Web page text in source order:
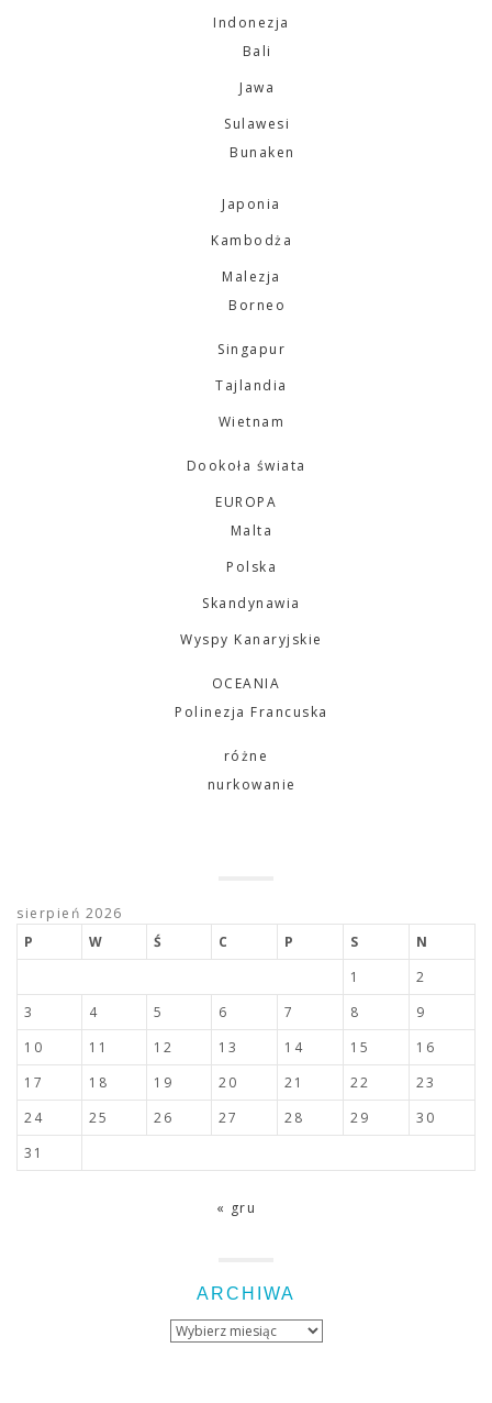
Indonezja
Bali
Jawa
Sulawesi
Bunaken
Japonia
Kambodża
Malezja
Borneo
Singapur
Tajlandia
Wietnam
Dookoła świata
EUROPA
Malta
Polska
Skandynawia
Wyspy Kanaryjskie
OCEANIA
Polinezja Francuska
różne
nurkowanie
sierpień 2026
P
W Ś C P S
N
1
2
3
4 5 6 7 8
9
10
11 12 13 14 15
16
17
18 19 20 21 22
23
24
25 26 27 28 29
30
31
« gru
ARCHIWA
Archiwa